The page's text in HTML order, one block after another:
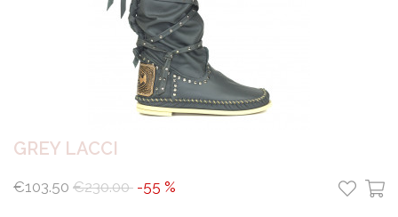
GREY LACCI
€103.50 €230.00 -55 %